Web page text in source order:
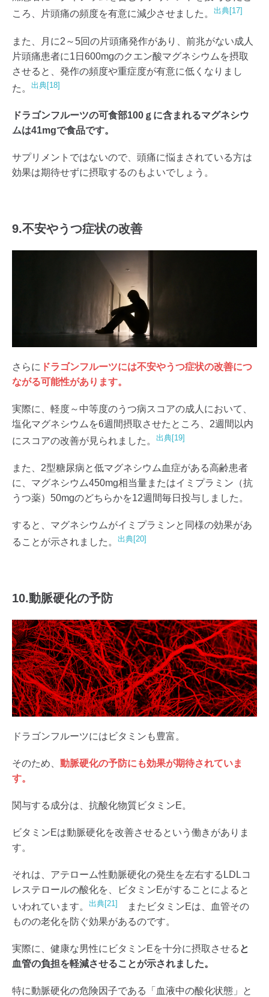
ころ、片頭痛の頻度を有意に減少させました。 出典[17]
また、月に2～5回の片頭痛発作があり、前兆がない成人
片頭痛患者に1日600mgのクエン酸マグネシウムを摂取
させると、発作の頻度や重症度が有意に低くなりまし
た。 出典[18]
ドラゴンフルーツの可食部100ｇに含まれるマグネシウ
ムは41mgで食品です。
サプリメントではないので、頭痛に悩まされている方は
効果は期待せずに摂取するのもよいでしょう。
9.不安やうつ症状の改善
さらに ドラゴンフルーツには不安やうつ症状の改善につ
ながる可能性があります。
実際に、軽度～中等度のうつ病スコアの成人において、
塩化マグネシウムを6週間摂取させたところ、2週間以内
にスコアの改善が見られました。 出典[19]
また、2型糖尿病と低マグネシウム血症がある高齢患者
に、マグネシウム450mg相当量またはイミプラミン（抗
うつ薬）50mgのどちらかを12週間毎日投与しました。
すると、マグネシウムがイミプラミンと同様の効果があ
ることが示されました。 出典[20]
10.動脈硬化の予防
ドラゴンフルーツにはビタミンも豊富。
そのため、 動脈硬化の予防にも効果が期待されていま
す。
関与する成分は、抗酸化物質ビタミンE。
ビタミンEは動脈硬化を改善させるという働きがありま
す。
それは、アテローム性動脈硬化の発生を左右するLDLコ
レステロールの酸化を、ビタミンEがすることによると
いわれています。 出典[21]
またビタミンEは、血管その
ものの老化を防ぐ効果があるのです。
実際に、健康な男性にビタミンEを十分に摂取させる と
血管の負担を軽減させることが示されました。
特に動脈硬化の危険因子である「血液中の酸化状態」と